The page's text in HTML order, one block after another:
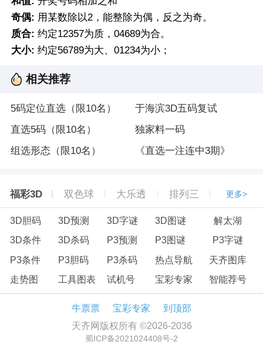
奇偶: 用某数除以2，能整除为偶，反之为奇。
质合: 约定12357为质，04689为合。
大小: 约定56789为大、01234为小；
相关推荐
5码定位直选（限10名）
于海滨3D五码复试
直选5码（限10名）
独家料一码
组选形态（限10名）
《直选一注连中3期》
福彩3D 双色球 大乐透 排列三 更多>
3D胆码 3D预测 3D字谜 3D图谜
解太湖
3D条件
3D杀码 P3预测 P3图谜
P3字谜
P3条件
P3胆码 P3杀码 热点导航
天齐图库
走势图
工具图表 试机号 宝彩专家 智能荐号
牛票票 宝彩专家
到顶部
天齐网版权所有 ©2026-2036
蜀ICP备2021024408号-2